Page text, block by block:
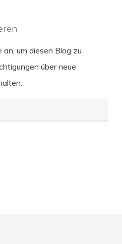
um diesen Blog zu
über neue